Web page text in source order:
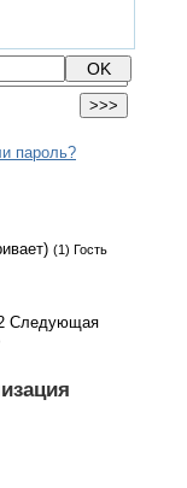
пароль?
(1) Гость
Следующая